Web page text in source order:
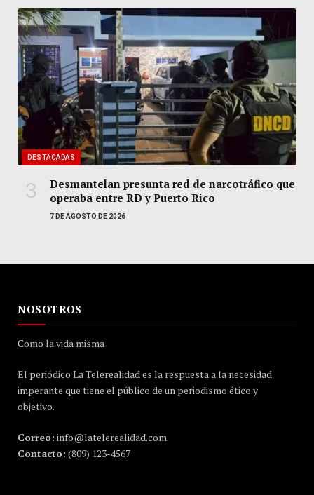
DESTACADAS
Desmantelan presunta red de narcotráfico que
operaba entre RD y Puerto Rico
7 DE AGOSTO DE 2026
NOSOTROS
Como la vida misma
El periódico La Telerealidad es la respuesta a la necesidad
imperante que tiene el público de un periodismo ético y
objetivo.
Correo: info@latelerealidad.com
Contacto: (809) 123-4567